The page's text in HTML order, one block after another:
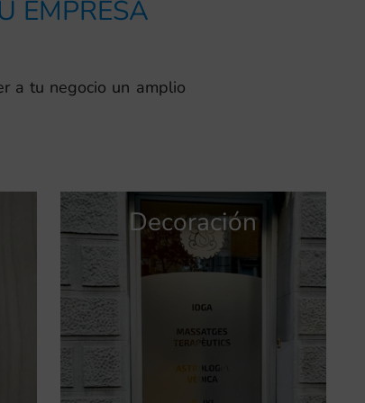
EMPRESA
a tu negocio un amplio
Publicidad
Señalización
Decoración